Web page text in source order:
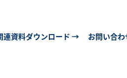
連資料ダウンロード → お問い合